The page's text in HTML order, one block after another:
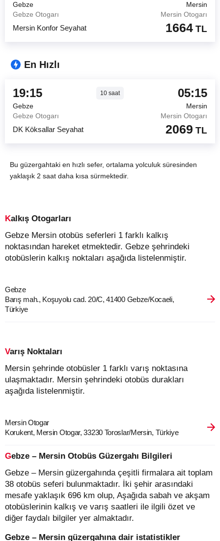
Gebze
Mersin
Gebze Otogarı
Mersin Otogarı
Mersin Konfor Seyahat 1664 TL
En Hızlı
19:15 10 saat 05:15
Gebze
Mersin
Gebze Otogarı
Mersin Otogarı
DK Köksallar Seyahat 2069 TL
Bu güzergahtaki en hızlı sefer, ortalama yolculuk süresinden
yaklaşık 2 saat daha kısa sürmektedir.
Kalkış Otogarları
Gebze Mersin otobüs seferleri 1 farklı kalkış
noktasından hareket etmektedir. Gebze şehrindeki
otobüslerin kalkış noktaları aşağıda listelenmiştir.
Gebze
Barış mah., Koşuyolu cad. 20/C, 41400 Gebze/Kocaeli,
Türkiye
Varış Noktaları
Mersin şehrinde otobüsler 1 farklı varış noktasına
ulaşmaktadır. Mersin şehrindeki otobüs durakları
aşağıda listelenmiştir.
Mersin Otogar
Korukent, Mersin Otogar, 33230 Toroslar/Mersin, Türkiye
Gebze – Mersin Otobüs Güzergahı Bilgileri
Gebze – Mersin güzergahında çeşitli firmalara ait toplam
38 otobüs seferi bulunmaktadır. İki şehir arasındaki
mesafe yaklaşık 696 km olup, Aşağıda sabah ve akşam
otobüslerinin kalkış ve varış saatleri ile ilgili özet ve
diğer faydalı bilgiler yer almaktadır.
Gebze – Mersin güzergahına dair istatistikler